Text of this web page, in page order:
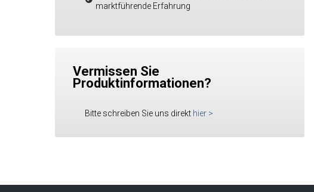
marktführende Erfahrung
Vermissen Sie
Produktinformationen?
Bitte schreiben Sie uns direkt hier >